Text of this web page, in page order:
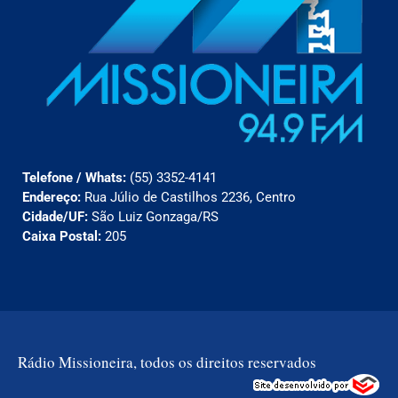
Telefone / Whats: (55) 3352-4141
Endereço: Rua Júlio de Castilhos 2236, Centro
Cidade/UF: São Luiz Gonzaga/RS
Caixa Postal: 205
Rádio Missioneira, todos os direitos reservados